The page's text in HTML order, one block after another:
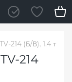
214 (Б/В), 1.4 т
214